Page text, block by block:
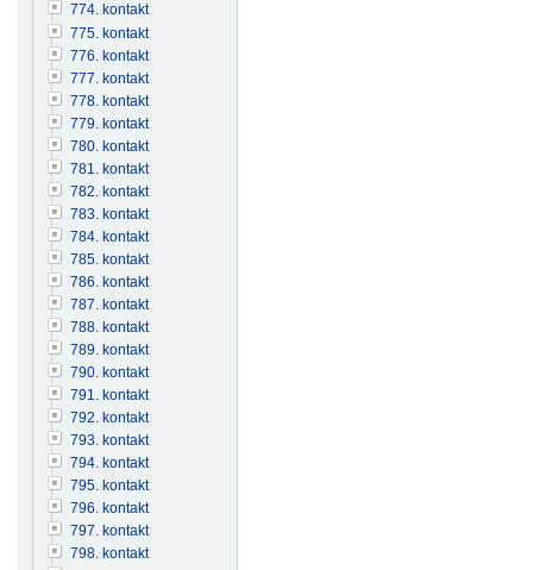
774. kontakt
775. kontakt
776. kontakt
777. kontakt
778. kontakt
779. kontakt
780. kontakt
781. kontakt
782. kontakt
783. kontakt
784. kontakt
785. kontakt
786. kontakt
787. kontakt
788. kontakt
789. kontakt
790. kontakt
791. kontakt
792. kontakt
793. kontakt
794. kontakt
795. kontakt
796. kontakt
797. kontakt
798. kontakt